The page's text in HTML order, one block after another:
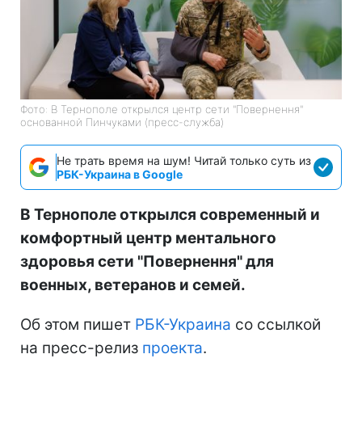
Фото: В Тернополе открылся центр сети "Повернення"
основанной Пинчуками (пресс-служба)
Не трать время на шум! Читай только суть из
РБК-Украина в Google
В Тернополе открылся современный и
комфортный центр ментального
здоровья сети "Повернення" для
военных, ветеранов и семей.
Об этом пишет РБК-Украина со ссылкой
на пресс-релиз проекта.